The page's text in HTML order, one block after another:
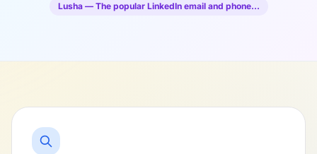
Lusha — The popular LinkedIn email and phone…